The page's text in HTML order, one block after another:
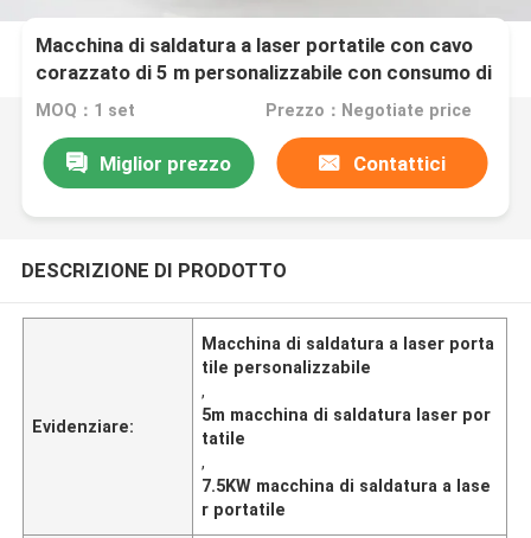
Macchina di saldatura a laser portatile con cavo
corazzato di 5 m personalizzabile con consumo di
energia di 7,5 kW
MOQ：1 set Prezzo：Negotiate price
Miglior prezzo Contattici
DESCRIZIONE DI PRODOTTO
Evidenziare:
Macchina di saldatura a laser porta
tile personalizzabile
,
5m macchina di saldatura laser por
tatile
,
7.5KW macchina di saldatura a lase
r portatile